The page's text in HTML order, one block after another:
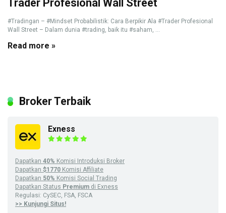
Trader Profesional Wall Street
#Tradingan – #Mindset Probabilistik: Cara Berpikir Ala #Trader Profesional
Wall Street – Dalam dunia #trading, baik itu #saham, ...
Read more »
Broker Terbaik
Exness
Dapatkan 40% Komisi Introduksi Broker
Dapatkan $1770 Komisi Affiliate
Dapatkan 50% Komisi Social Trading
Dapatkan Status Premium di Exness
Regulasi: CySEC, FSA, FSCA
>> Kunjungi Situs!